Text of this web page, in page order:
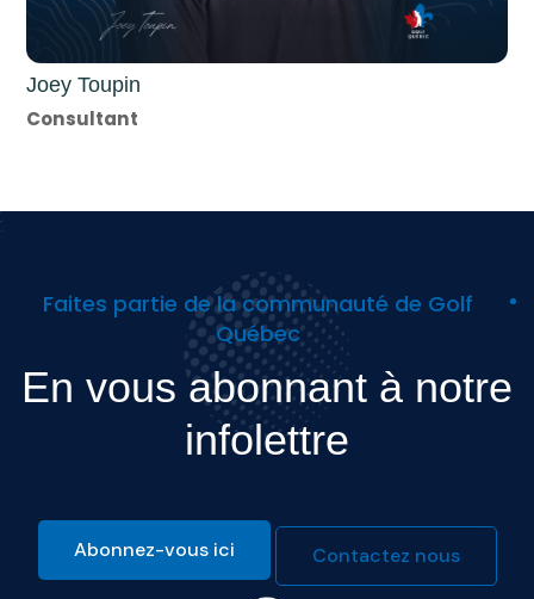
Joey Toupin
Consultant
Faites partie de la communauté de Golf
Québec
En vous abonnant à notre
infolettre
Abonnez-vous ici Contactez nous